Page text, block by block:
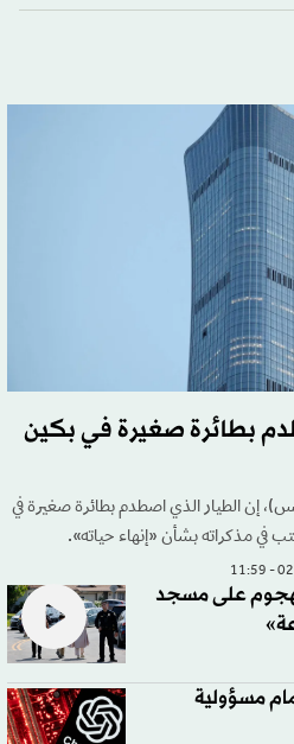
بطائرة صغيرة في بكين
إن الطيار الذي اصطدم بطائرة صغيرة في
في مذكراته بشأن «إنهاء حياته».
على مسجد
مسؤولية